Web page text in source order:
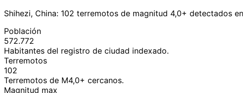
Shihezi, China: 102 terremotos de magnitud 4,0+ detectados
Población
572.772
Habitantes del registro de ciudad indexado.
Terremotos
102
Terremotos de M4,0+ cercanos.
Magnitud max